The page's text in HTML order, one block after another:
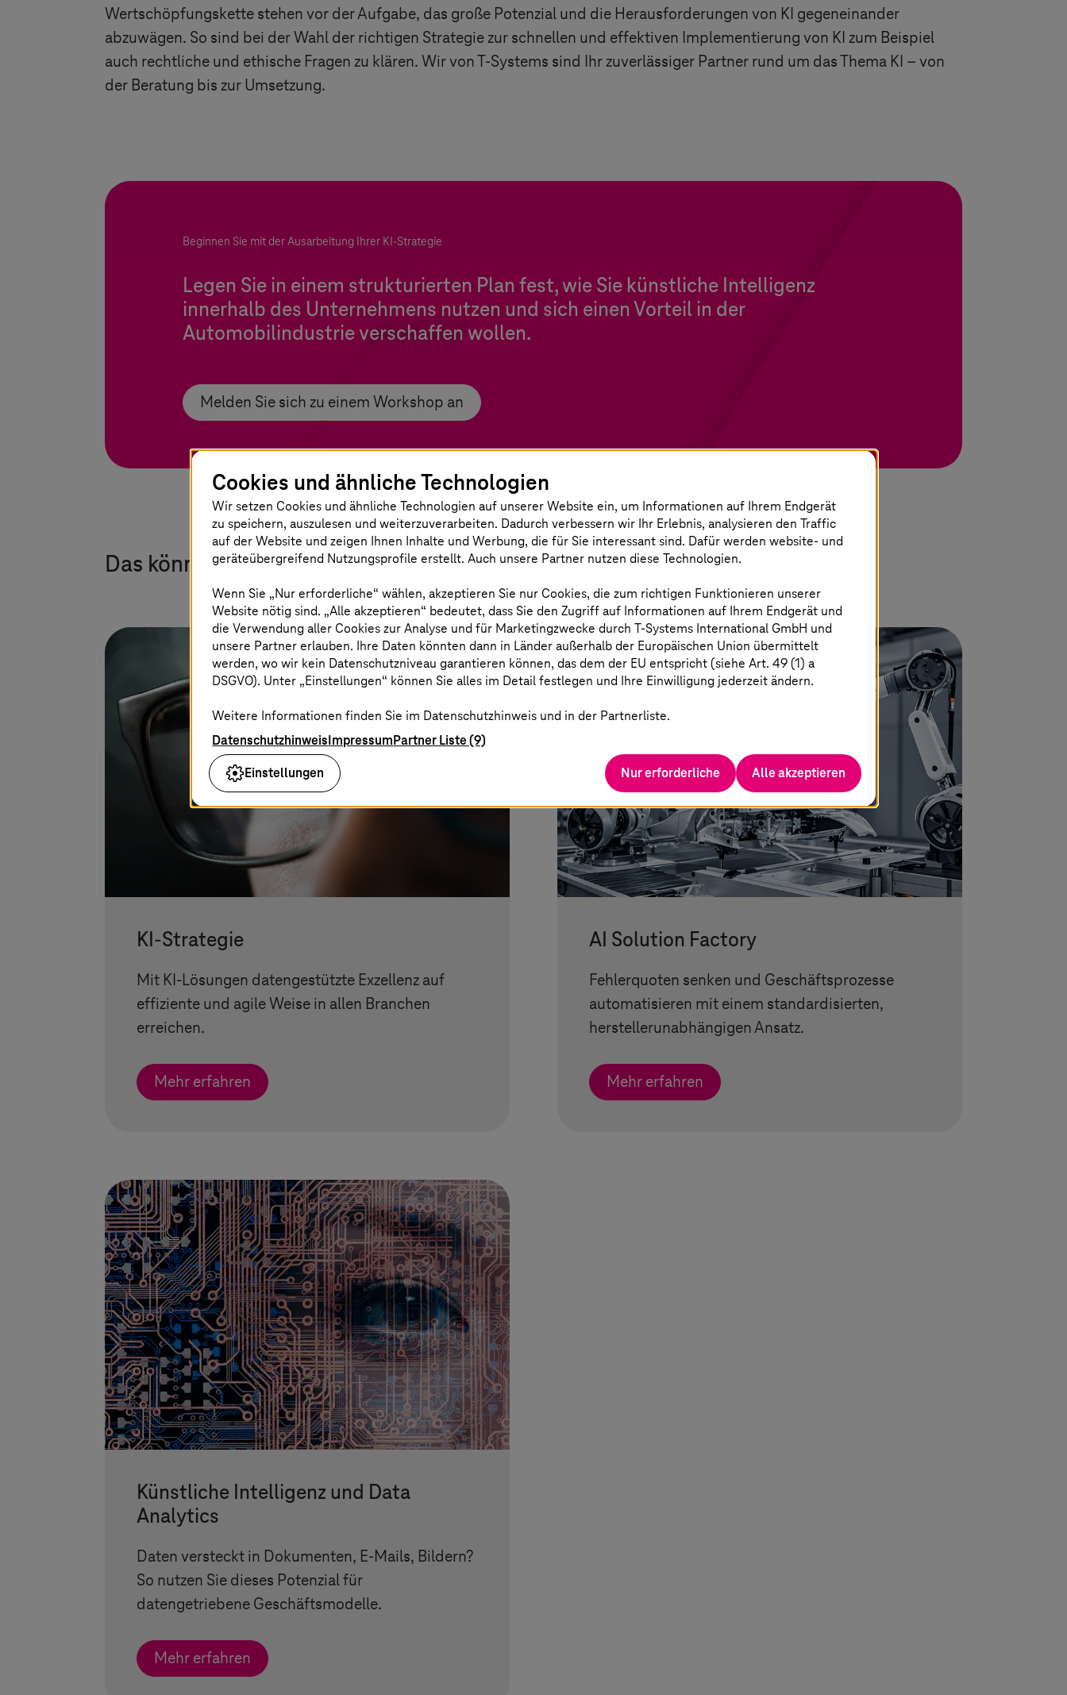
Wertschöpfungskette stehen vor der Aufgabe, das große Potenzial und die Herausforderungen von KI gegeneinander
abzuwägen. So sind bei der Wahl der richtigen Strategie zur schnellen und effektiven Implementierung von KI zum Beispiel
auch rechtliche und ethische Fragen zu klären. Wir vonT-Systems sind Ihr zuverlässiger Partner rund um das Thema KI – von
der Beratung bis zur Umsetzung.
Beginnen Sie mit der Ausarbeitung Ihrer KI-Strategie
Legen Sie in einem strukturierten Plan fest, wie Sie künstliche Intelligenz
innerhalb des Unternehmens nutzen und sich einen Vorteil in der
Automobilindustrie verschaffen wollen.
Melden Sie sich zu einem Workshop an
Das könnte Sie auch interessieren
KI-Strategie
Mit KI-Lösungen datengestützte Exzellenz auf
effiziente und agile Weise in allen Branchen
erreichen.
Mehr erfahren
AI Solution Factory
Fehlerquoten senken und Geschäftsprozesse
automatisieren mit einem standardisierten,
herstellerunabhängigen Ansatz.
Mehr erfahren
Künstliche Intelligenz und Data
Analytics
Daten versteckt in Dokumenten, E-Mails, Bildern?
So nutzen Sie dieses Potenzial für
datengetriebene Geschäftsmodelle.
Mehr erfahren
Cookies und ähnliche Technologien
Wir setzen Cookies und ähnliche Technologien auf unserer Website ein, um Informationen auf Ihrem Endgerät
zu speichern, auszulesen und weiterzuverarbeiten. Dadurch verbessern wir Ihr Erlebnis, analysieren den Traffic
auf der Website und zeigen Ihnen Inhalte und Werbung, die für Sie interessant sind. Dafür werden website- und
geräteübergreifend Nutzungsprofile erstellt. Auch unsere Partner nutzen diese Technologien.
Wenn Sie „Nur erforderliche“ wählen, akzeptieren Sie nur Cookies, die zum richtigen Funktionieren unserer
Website nötig sind. „Alle akzeptieren“ bedeutet, dass Sie den Zugriff auf Informationen auf Ihrem Endgerät und
die Verwendung aller Cookies zur Analyse und für Marketingzwecke durchT-Systems International GmbH und
unsere Partner erlauben. Ihre Daten könnten dann in Länder außerhalb der Europäischen Union übermittelt
werden, wo wir kein Datenschutzniveau garantieren können, das dem der EU entspricht (siehe Art. 49 (1) a
DSGVO). Unter „Einstellungen“ können Sie alles im Detail festlegen und Ihre Einwilligung jederzeit ändern.
Weitere Informationen finden Sie im Datenschutzhinweis und in der Partnerliste.
DatenschutzhinweisImpressumPartner Liste (9)
Einstellungen
Nur erforderliche Alle akzeptieren